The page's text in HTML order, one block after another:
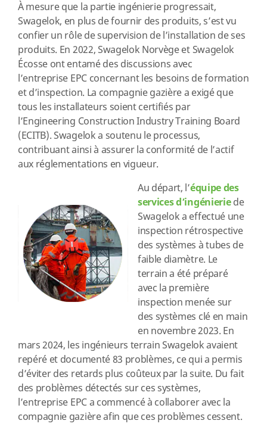
À mesure que la partie ingénierie progressait,
Swagelok, en plus de fournir des produits, s’est vu
confier un rôle de supervision de l’installation de ses
produits. En 2022, Swagelok Norvège et Swagelok
Écosse ont entamé des discussions avec
l’entreprise EPC concernant les besoins de formation
et d’inspection. La compagnie gazière a exigé que
tous les installateurs soient certifiés par
l’Engineering Construction Industry Training Board
(ECITB). Swagelok a soutenu le processus,
contribuant ainsi à assurer la conformité de l’actif
aux réglementations en vigueur.
Au départ, l’équipe des
services d’ingénieriede
Swagelok a effectué une
inspection rétrospective
des systèmes à tubes de
faible diamètre. Le
terrain a été préparé
avec la première
inspection menée sur
des systèmes clé en main
en novembre 2023. En
mars 2024, les ingénieurs terrain Swagelok avaient
repéré et documenté 83 problèmes, ce qui a permis
d’éviter des retards plus coûteux par la suite. Du fait
des problèmes détectés sur ces systèmes,
l’entreprise EPC a commencé à collaborer avec la
compagnie gazière afin que ces problèmes cessent.